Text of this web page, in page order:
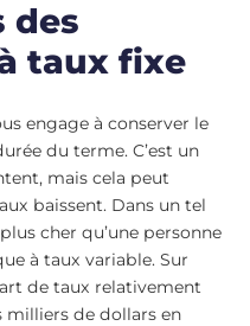
des
taux fixe
engage à conserver le
du terme. C’est un
mais cela peut
baissent. Dans un tel
cher qu’une personne
à taux variable. Sur
de taux relativement
milliers de dollars en